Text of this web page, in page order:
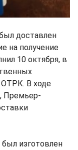
доставлен
на получение
10 октября, в
В ходе
Премьер-
изготовлен